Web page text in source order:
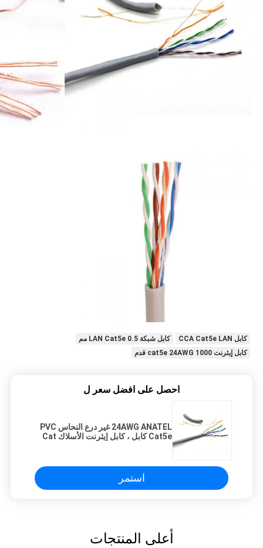
كابل CCA Cat5e LAN
كابل شبكة LAN Cat5e 0.5 مم
كابل إيثرنت cat5e 24AWG 1000 قدم
احصل على افضل سعر ل
24AWG ANATEL غير درع النحاس PVC
Cat5e كابل ، كابل إيثرنت الأسلاك Cat
استمر
أعلى المنتجات